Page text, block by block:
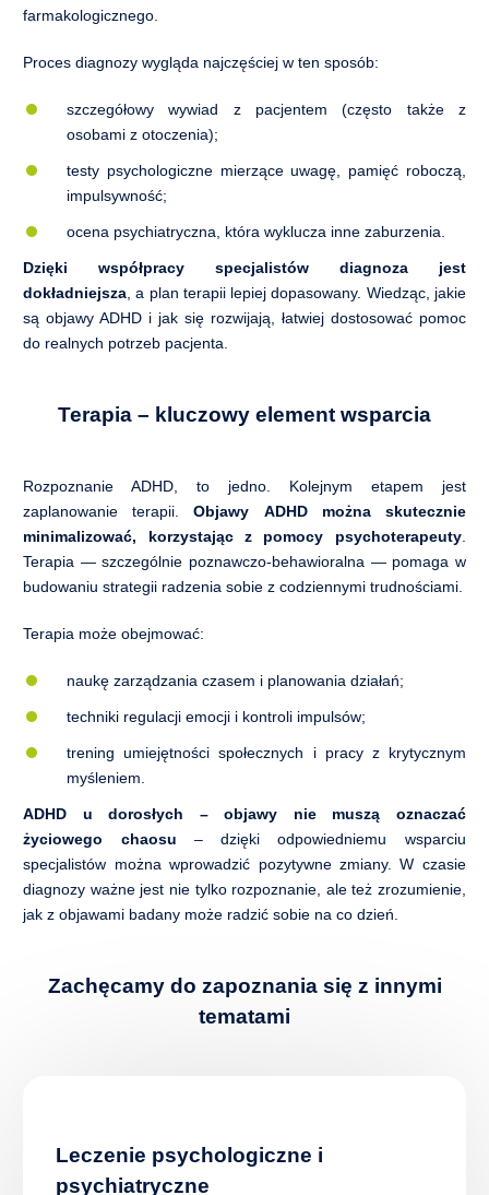
farmakologicznego.
Proces diagnozy wygląda najczęściej w ten sposób:
szczegółowy wywiad z pacjentem (często także z
osobami z otoczenia);
testy psychologiczne mierzące uwagę, pamięć roboczą,
impulsywność;
ocena psychiatryczna, która wyklucza inne zaburzenia.
Dzięki współpracy specjalistów diagnoza jest
dokładniejsza , a plan terapii lepiej dopasowany. Wiedząc, jakie
są objawy ADHD i jak się rozwijają, łatwiej dostosować pomoc
do realnych potrzeb pacjenta.
Terapia – kluczowy element wsparcia
Rozpoznanie ADHD, to jedno. Kolejnym etapem jest
zaplanowanie terapii.Objawy ADHD można skutecznie
minimalizować, korzystając z pomocy psychoterapeuty.
Terapia — szczególnie poznawczo-behawioralna — pomaga w
budowaniu strategii radzenia sobie z codziennymi trudnościami.
Terapia może obejmować:
naukę zarządzania czasem i planowania działań;
techniki regulacji emocji i kontroli impulsów;
trening umiejętności społecznych i pracy z krytycznym
myśleniem.
ADHD u dorosłych – objawy nie muszą oznaczać
życiowego chaosu – dzięki odpowiedniemu wsparciu
specjalistów można wprowadzić pozytywne zmiany. W czasie
diagnozy ważne jest nie tylko rozpoznanie, ale też zrozumienie,
jak z objawami badany może radzić sobie na co dzień.
Zachęcamy do zapoznania się z innymi
tematami
Leczenie psychologiczne i
psychiatryczne